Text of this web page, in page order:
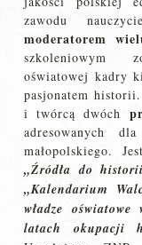
zawodu
moderatorem
szkoleniowym
oświatowej kadry
pasjonatem
i twórcą dwóch
adresowanych
małopolskiego.
„Źródła do
„Kalendarium
władze
latach okupacji